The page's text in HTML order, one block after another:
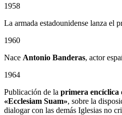
1958
La armada estadounidense lanza el
1960
Nace Antonio Banderas, actor
1964
Publicación de la primera encíclica
«Ecclesiam Suam», sobre la
dialogar con las demás Iglesias no